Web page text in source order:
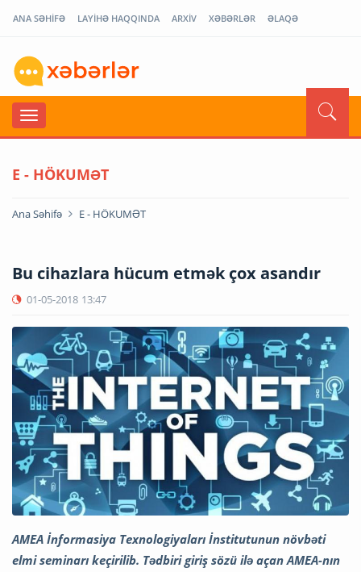
ANA SƏHİFƏ LAYİHƏ HAQQINDA ARXİV XƏBƏRLƏR ƏLAQƏ
E - HÖKUMƏT
Ana Səhifə E - HÖKUMƏT
Bu cihazlara hücum etmək çox asandır
01-05-2018 13:47
AMEA İnformasiya Texnologiyaları İnstitutunun növbəti
elmi seminarı keçirilib. Tədbiri giriş sözü ilə açan AMEA-nın